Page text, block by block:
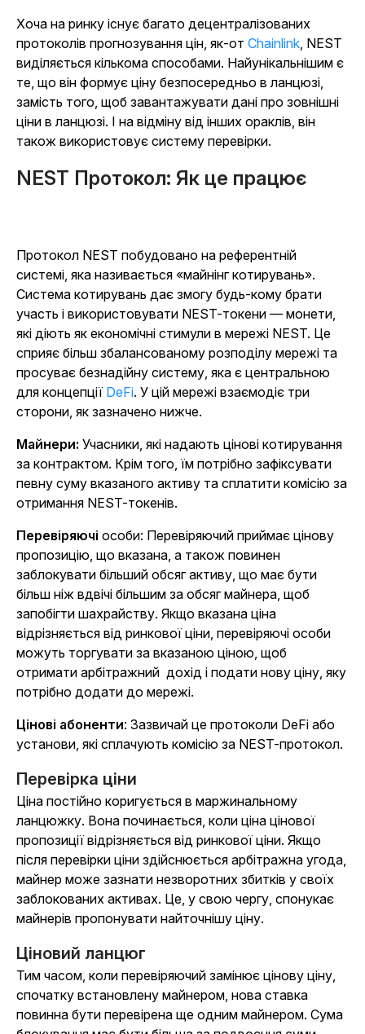
Хоча на ринку існує багато децентралізованих
протоколів прогнозування цін, як-от Chainlink, NEST
виділяється кількома способами. Найунікальнішим є
те, що він формує ціну безпосередньо в ланцюзі,
замість того, щоб завантажувати дані про зовнішні
ціни в ланцюзі. І на відміну від інших ораклів, він
також використовує систему перевірки.
NEST Протокол: Як це працює
Протокол NEST побудовано на референтній
системі, яка називається «майнінг котирувань».
Система котирувань дає змогу будь-кому брати
участь і використовувати NEST-токени — монети,
які діють як економічні стимули в мережі NEST. Це
сприяє більш збалансованому розподілу мережі та
просуває безнадійну систему, яка є центральною
для концепції DeFi. У цій мережі взаємодіє три
сторони, як зазначено нижче.
Майнери: Учасники, які надають цінові котирування
за контрактом. Крім того, їм потрібно зафіксувати
певну суму вказаного активу та сплатити комісію за
отримання NEST-токенів.
Перевіряючі особи: Перевіряючий приймає цінову
пропозицію, що вказана, а також повинен
заблокувати більший обсяг активу, що має бути
більш ніж вдвічі більшим за обсяг майнера, щоб
запобігти шахрайству. Якщо вказана ціна
відрізняється від ринкової ціни, перевіряючі особи
можуть торгувати за вказаною ціною, щоб
отримати арбітражний дохід і подати нову ціну, яку
потрібно додати до мережі.
Цінові абоненти: Зазвичай це протоколи DeFi або
установи, які сплачують комісію за NEST-протокол.
Перевірка ціни
Ціна постійно коригується в маржинальному
ланцюжку. Вона починається, коли ціна цінової
пропозиції відрізняється від ринкової ціни. Якщо
після перевірки ціни здійснюється арбітражна угода,
майнер може зазнати незворотних збитків у своїх
заблокованих активах. Це, у свою чергу, спонукає
майнерів пропонувати найточнішу ціну.
Ціновий ланцюг
Тим часом, коли перевіряючий замінює цінову ціну,
спочатку встановлену майнером, нова ставка
повинна бути перевірена ще одним майнером. Сума